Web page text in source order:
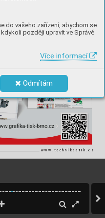
do vašeho zařízení, abychom se
později upravit ve Správě
Více informací
Odmítám
www.technikaatrh.cz